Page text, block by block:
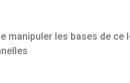
manipuler les bases de ce